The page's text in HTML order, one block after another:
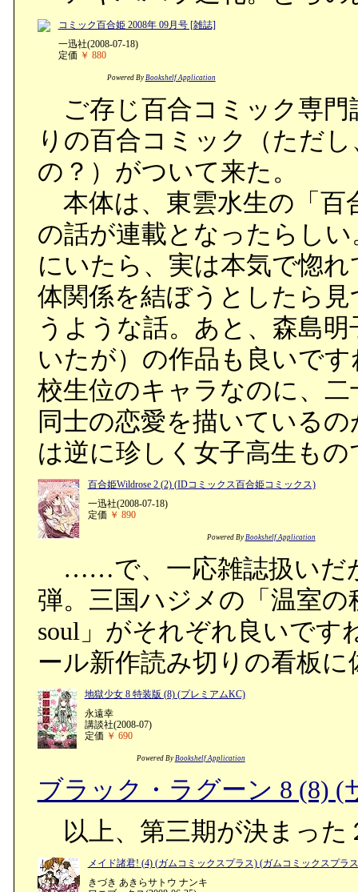
コミック百合姫 2008年 09月号 [雑誌]
一迅社(2008-07-18)
定価 ￥ 880
Powered By Bookshelf Application
ご存じ百合コミック専門
りの百合コミック（ただ
の？）がついて来た。
本体は、東雲水生の「百
の話が連載となったらし
にいたら、実は本気で惚
体関係を結ぼうとしたら
うような話。あと、森島
いたが）の作品も良いで
校生位のキャラなのに、
同士の恋愛を描いている
は逆に珍しく女子高生も
百合姫Wildrose 2 (2) (IDコミックス百合姫コミックス)
一迅社(2008-07-18)
定価 ￥ 890
Powered By Bookshelf Application
……で、一応雑誌扱いだ
弾。三国ハジメの「温室の
soul」がそれぞれ良いです
ール新作読み切りの看板
地獄少女 8 特装版 (8) (プレミアムKC)
永遠幸
講談社(2008-07)
定価 ￥ 690
Powered By Bookshelf Application
ブラック・ラグーン 8 (8)
以上、第三期が決まった
メイド諸君! (4) (ガムコミックスプラス) (ガムコミックスプラ
きづき あきらサトウ ナンキ